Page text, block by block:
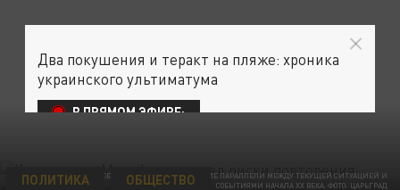
КОНСТАНТИН МАЛОФЕЕВ УКАЗАЛ НА ИСТОРИЧЕСКИЕ ПАРАЛЛЕЛИ МЕЖДУ ТЕКУЩЕЙ СИТУАЦИЕЙ И
СОБЫТИЯМИ НАЧАЛА XX ВЕКА. ФОТО: ЦАРЬГРАД
ПОЛИТИКА ОБЩЕСТВО
Два покушения и теракт на пляже: хроника
украинского ультиматума
В ПРЯМОМ ЭФИРЕ: